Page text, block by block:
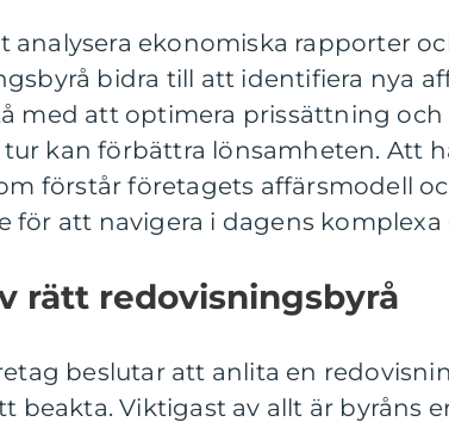
analysera ekonomiska rapporter
bidra till att identifiera nya
med att optimera prissättning
tur kan förbättra lönsamheten. Att
förstår företagets affärsmodell
för att navigera i dagens
rätt redovisningsbyrå
beslutar att anlita en
beakta. Viktigast av allt är byråns